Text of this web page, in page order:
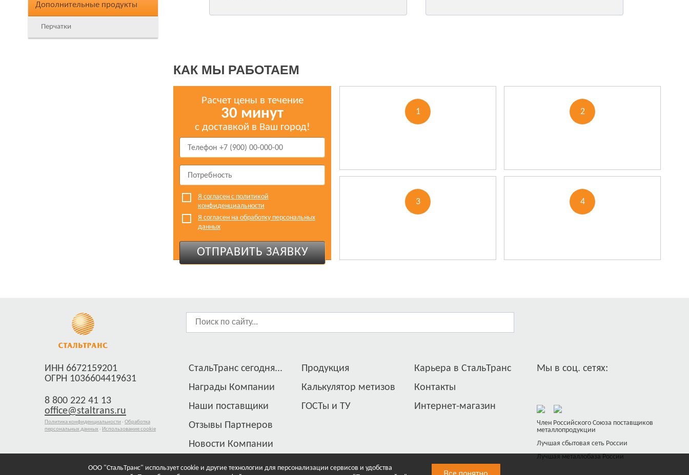
Дополнительные продукты
Перчатки
КАК МЫ РАБОТАЕМ
Расчет цены в течение
30 минут
с доставкой в Ваш город!
Я согласен с политикой
конфиденциальности
Я согласен на обработку персональных
данных
ОТПРАВИТЬ ЗАЯВКУ
1 2
3 4
ИНН 6672159201
ОГРН 1036604419631
8 800 222 41 13
office@staltrans.ru
Политика конфиденциальности · Обработка
персональных данных · Использование cookie
СтальТранс сегодня...
Награды Компании
Наши поставщики
Отзывы Партнеров
Новости Компании
Продукция
Калькулятор метизов
ГОСТы и ТУ
Карьера в СтальТранс
Контакты
Интернет-магазин
Мы в соц. сетях:
Член Российского Союза поставщиков
металлопродукции
Лучшая сбытовая сеть России
Лучшая металлобаза России
ООО "СтальТранс" использует cookie и другие технологии для персонализации сервисов и удобства